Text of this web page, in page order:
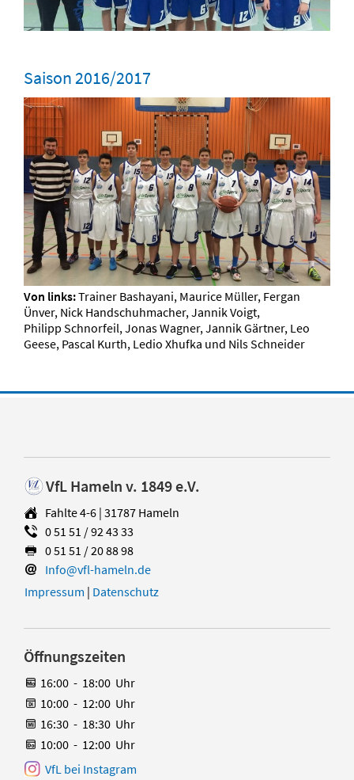
Saison 2016/2017
Von links:Trainer Bashayani, Maurice Müller, Fergan
Ünver, Nick Handschuhmacher, Jannik Voigt,
Philipp Schnorfeil, Jonas Wagner, Jannik Gärtner, Leo
Geese, Pascal Kurth, Ledio Xhufka und Nils Schneider
VfL Hameln v. 1849 e.V.
Fahlte 4-6 | 31787 Hameln
0 51 51 / 92 43 33
0 51 51 / 20 88 98
Info@vfl-hameln.de
Impressum | Datenschutz
Öffnungszeiten
16:00 - 18:00 Uhr
10:00 - 12:00 Uhr
16:30 - 18:30 Uhr
10:00 - 12:00 Uhr
VfL bei Instagram